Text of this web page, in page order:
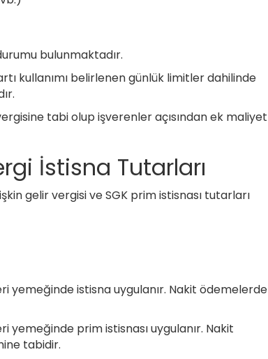
bulunmaktadır.
kullanımı belirlenen günlük limitler dahilinde
tabi olup işverenler açısından ek maliyet
İstisna Tutarları
gelir vergisi ve SGK prim istisnası tutarları
yemeğinde istisna uygulanır. Nakit ödemelerde
yemeğinde prim istisnası uygulanır. Nakit
tabidir.